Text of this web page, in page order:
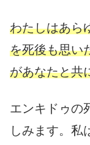
わたしはあら
を死後も思い
があなたと共
エンキドゥの
しみます。私